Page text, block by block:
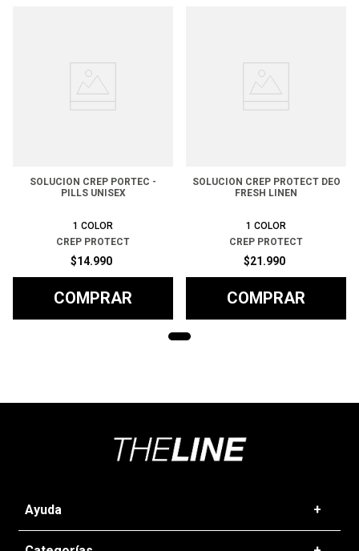
SOLUCION CREP PORTEC -
PILLS UNISEX
1 COLOR
CREP PROTECT
$14.990
COMPRAR
SOLUCION CREP PROTECT DEO
FRESH LINEN
1 COLOR
CREP PROTECT
$21.990
COMPRAR
Ayuda +
Preguntas frecuentes